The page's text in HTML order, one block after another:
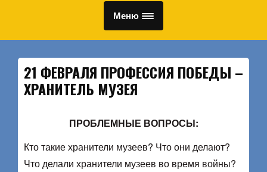
Меню
21 ФЕВРАЛЯ ПРОФЕССИЯ ПОБЕДЫ –
ХРАНИТЕЛЬ МУЗЕЯ
ПРОБЛЕМНЫЕ ВОПРОСЫ:
Кто такие хранители музеев? Что они делают?
Что делали хранители музеев во время войны?